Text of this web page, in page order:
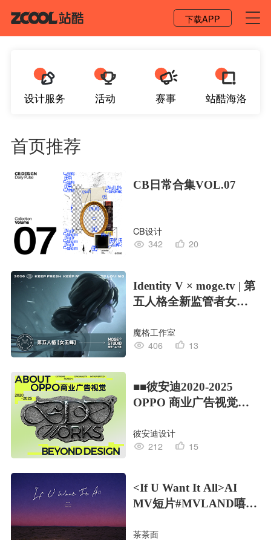
下载APP
设计服务 活动 赛事 站酷海洛
首页推荐
CB日常合集VOL.07
CB设计
342
20
Identity V × moge.tv | 第
五人格全新监管者女王
魔格工作室
406
13
■■彼安迪2020-2025
OPPO 商业广告视觉合
彼安迪设计
212
15
<If U Want It All>AI
MV短片#MVLAND嘻哈
茶茶面